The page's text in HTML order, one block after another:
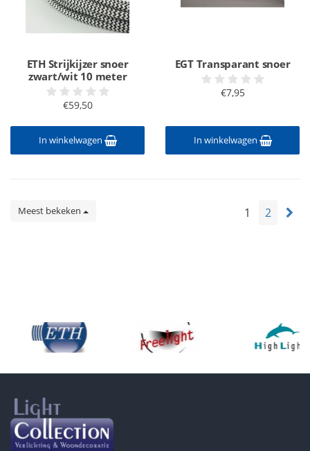
ETH Strijkijzer snoer
zwart/wit 10 meter
€59,50
In winkelwagen
EGT Transparant snoer
€7,95
In winkelwagen
Meest bekeken 1 2